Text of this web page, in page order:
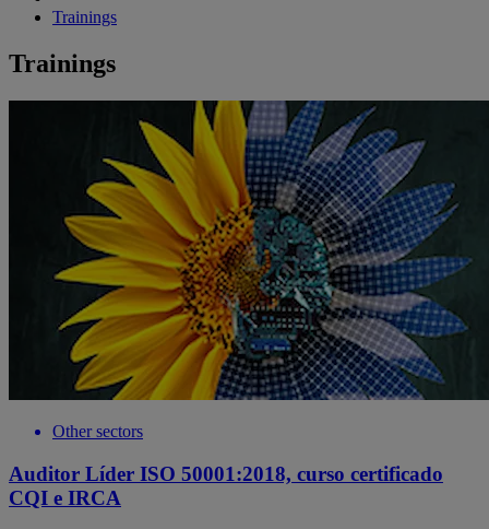
Trainings
Trainings
Other sectors
Auditor Líder ISO 50001:2018, curso certificado
CQI e IRCA